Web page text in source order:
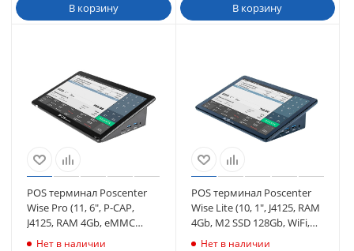
В корзину В корзину
POS терминал Poscenter
Wise Pro (11, 6", P-CAP,
J4125, RAM 4Gb, eMMC
64Gb, WiFi, BT) без ОС
Нет в наличии
POS терминал Poscenter
Wise Lite (10, 1", J4125, RAM
4Gb, M2 SSD 128Gb, WiFi,
BT) без ОС (4824)
Нет в наличии